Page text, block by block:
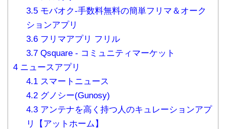
3.5モバオク-手数料無料の簡単フリマ＆オーク
ションアプリ
3.6フリマアプリ フリル
3.7Qsquare - コミュニティマーケット
4 ニュースアプリ
4.1スマートニュース
4.2グノシー(Gunosy)
4.3アンテナを高く持つ人のキュレーションアプ
リ【アットホーム】